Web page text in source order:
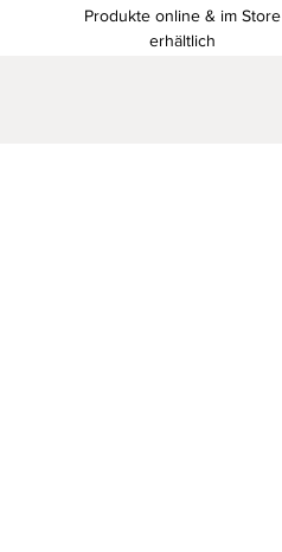
Produkte online & im Store
erhältlich